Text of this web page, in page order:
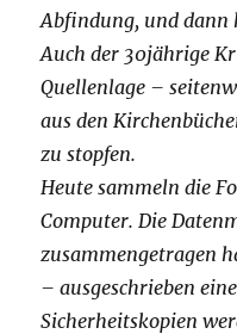
Abfindung, und dann
Auch der 30jährige
Quellenlage –
aus den
zu stopfen.
Heute sammeln die
Computer. Die
zusammengetragen
– ausgeschrieben
Sicherheitskopien